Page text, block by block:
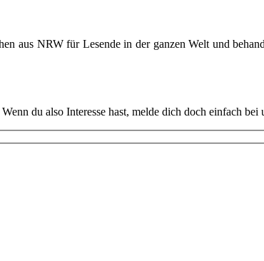
aus NRW für Lesende in der ganzen Welt und
du also Interesse hast, melde dich doch einfach bei